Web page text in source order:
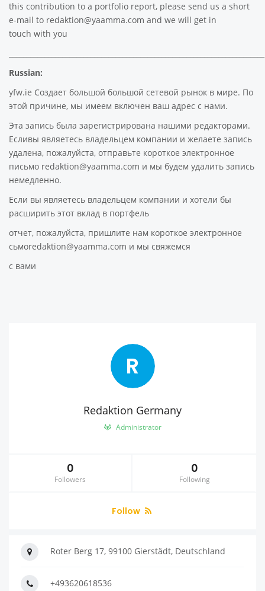
this contribution to a portfolio report, please send us a short
e-mail to redaktion@yaamma.com and we will get in
touch with you
Russian:
yfw.ie Создает большой большой сетевой рынок в мире. По
этой причине, мы имеем включен ваш адрес с нами.
Эта запись была зарегистрирована нашими редакторами.
Есливы являетесь владельцем компании и желаете запись
удалена, пожалуйста, отправьте короткое электронное
письмо redaktion@yaamma.com и мы будем удалить запись
немедленно.
Если вы являетесь владельцем компании и хотели бы
расширить этот вклад в портфель
отчет, пожалуйста, пришлите нам короткое электронное
сьмоredaktion@yaamma.com и мы свяжемся
с вами
R
Redaktion Germany
Administrator
0
Followers
0
Following
Follow
Roter Berg 17, 99100 Gierstädt, Deutschland
+493620618536